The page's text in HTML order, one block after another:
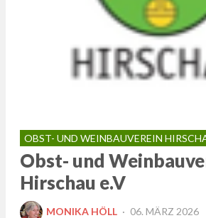
OBST- UND WEINBAUVEREIN
Obst- und
Hirschau e.V
MONIKA HÖLL
POSTED
06. MÄRZ 2026